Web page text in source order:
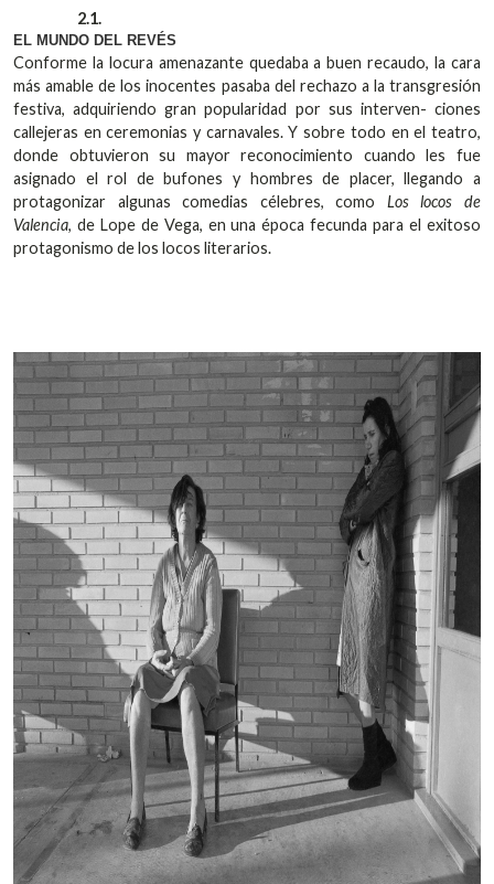
2.1.
EL MUNDO DEL REVÉS
Conforme la locura amenazante quedaba a buen recaudo, la cara
más amable de los inocentes pasaba del rechazo a la transgresión
festiva, adquiriendo gran popularidad por sus interven- ciones
callejeras en ceremonias y carnavales. Y sobre todo en el teatro,
donde obtuvieron su mayor reconocimiento cuando les fue
asignado el rol de bufones y hombres de placer, llegando a
protagonizar algunas comedias célebres, como Los locos de
Valencia, de Lope de Vega, en una época fecunda para el exitoso
protagonismo de los locos literarios.